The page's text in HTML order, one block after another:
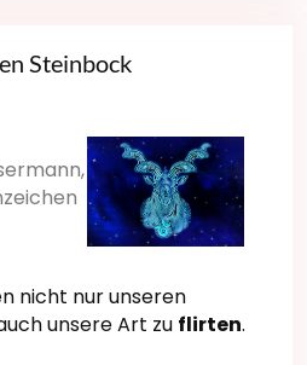
Steinbock
nicht nur unseren
unsere Art zu flirten.